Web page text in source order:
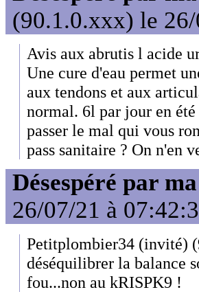
(90.1.0.xxx) le
Avis aux abrutis l acide
Une cure d'eau permet
aux tendons et aux
normal. 6l par jour en
passer le mal qui vous
pass sanitaire ? On n'en
Désespéré par
26/07/21 à
Petitplombier34 (invité)
déséquilibrer la balance
fou...non au kRISPK9 !